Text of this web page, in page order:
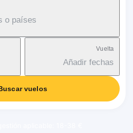
o países
Vuelta
Añadir fechas
vuelos